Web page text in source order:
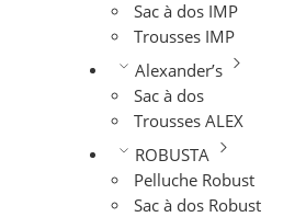
Sac à dos IMP
Trousses IMP
Alexander’s
Sac à dos
Trousses ALEX
ROBUSTA
Pelluche Robust
Sac à dos Robust